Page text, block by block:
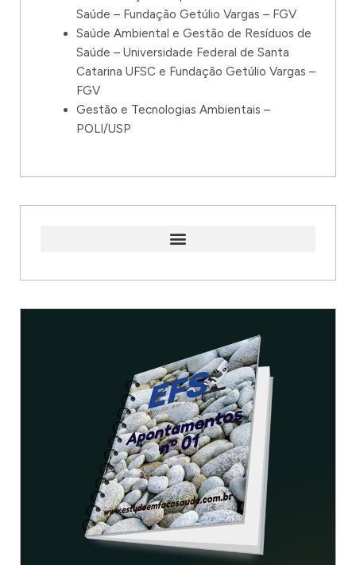
Saúde – Fundação Getúlio Vargas – FGV
Saúde Ambiental e Gestão de Resíduos de
Saúde – Universidade Federal de Santa
Catarina UFSC e Fundação Getúlio Vargas –
FGV
Gestão e Tecnologias Ambientais –
POLI/USP